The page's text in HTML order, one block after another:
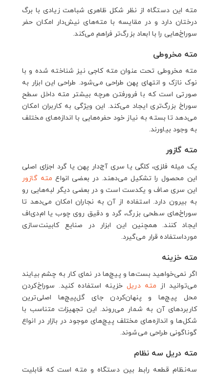
مته این دستگاه از نظر شکل ظاهری شباهت زیادی با برگ
درختان دارد و در مقایسه با مته‌های نیش‌دار امکان حفر
سوراخ‌هایی را با ابعاد بزرگ‌تر فراهم می‌کند.
مته مخروطی
مته مخروطی تحت عنوان مته کاجی نیز شناخته شده و با
نوک نازک و انتهای پهن طراحی می‌شود. طراحی این ابزار به
صورتی است که با فرورفتن هرچه بیشتر مته داخل سطح
سوراخ بزرگ‌تری ایجاد می‌کند. این ویژگی به کاربران امکان
می‌دهد تا بسته به نیاز خود حفره‌هایی با اندازه‌های مختلف
به وجود بیاورند.
مته گازور
یک میله فلزی، کلگی یا سری آج‌دار پهن یا گرد اجزای اصلی
این محصول را تشکیل می‌دهند. در بعضی انواع مته گازور
این سری صاف و یکدست است و در بعضی دیگر لبه‌هایی رو
به بیرون دارد. استفاده از آن به نجاران امکان می‌دهد تا
سوراخ‌های سطحی بزرگ، گرد و دقیق روی چوب یا ام‌دی‌اف
ایجاد کنند. همچنین این ابزار در صنایع کابینت‌سازی
مورداستفاده قرار می‌گیرد.
مته خزینه
اگر نمی‌خواهید بست‌ها و پیچ‌ها در نمای کار به چشم بیایند
می‌توانید از مته دریلخزینه استفاده کنید. سوراخ‌کردن
محل پیچ‌ها و پنهان‌کردن جای گل‌پیچ‌ها اصلی‌ترین
کاربردهای آن به شمار می‌روند. این تجهیزات متناسب با
شکل‌ها و اندازه‌های مختلف پیچ‌های موجود در بازار در انواع
گوناگونی طراحی می‌شوند.
مته دریل سه نظام
سه‌نظام قطعه رابط بین دستگاه و مته است که قابلیت